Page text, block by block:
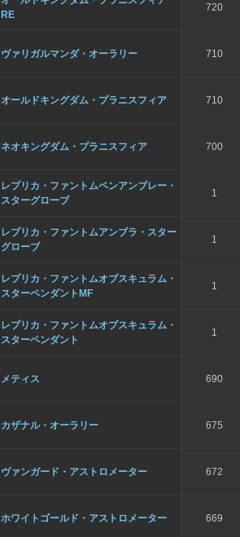
RE
720
ヴァリガルマンダ・オーラリー 710
オールドキングダム・プラニスフィア 710
ネオキングダム・プラニスフィア 700
レプリカ・ファントムペンアンブレー・
スターグローブ
1
レプリカ・ファントムアンブラ・スター
グローブ
1
レプリカ・ファントムオブスキュラム・
スターペンダントMF
1
レプリカ・ファントムオブスキュラム・
スターペンダント
1
メティス 690
カザナル・オーラリー 675
ヴァンガード・アストロメーター 672
ホワイトゴールド・アストロメーター 669